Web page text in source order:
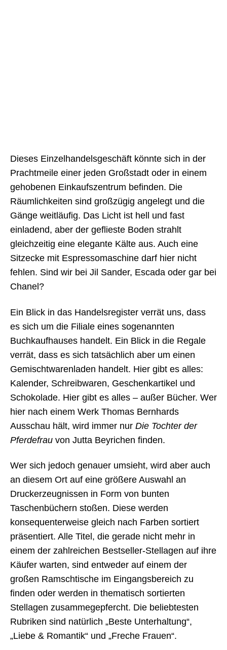
Dieses Einzelhandelsgeschäft könnte sich in der
Prachtmeile einer jeden Großstadt oder in einem
gehobenen Einkaufszentrum befinden. Die
Räumlichkeiten sind großzügig angelegt und die
Gänge weitläufig. Das Licht ist hell und fast
einladend, aber der geflieste Boden strahlt
gleichzeitig eine elegante Kälte aus. Auch eine
Sitzecke mit Espressomaschine darf hier nicht
fehlen. Sind wir bei Jil Sander, Escada oder gar bei
Chanel?
Ein Blick in das Handelsregister verrät uns, dass
es sich um die Filiale eines sogenannten
Buchkaufhauses handelt. Ein Blick in die Regale
verrät, dass es sich tatsächlich aber um einen
Gemischtwarenladen handelt. Hier gibt es alles:
Kalender, Schreibwaren, Geschenkartikel und
Schokolade. Hier gibt es alles – außer Bücher. Wer
hier nach einem Werk Thomas Bernhards
Ausschau hält, wird immer nur Die Tochter der
Pferdefrau von Jutta Beyrichen finden.
Wer sich jedoch genauer umsieht, wird aber auch
an diesem Ort auf eine größere Auswahl an
Druckerzeugnissen in Form von bunten
Taschenbüchern stoßen. Diese werden
konsequenterweise gleich nach Farben sortiert
präsentiert. Alle Titel, die gerade nicht mehr in
einem der zahlreichen Bestseller-Stellagen auf ihre
Käufer warten, sind entweder auf einem der
großen Ramschtische im Eingangsbereich zu
finden oder werden in thematisch sortierten
Stellagen zusammegepfercht. Die beliebtesten
Rubriken sind natürlich „Beste Unterhaltung“,
„Liebe & Romantik“ und „Freche Frauen“.